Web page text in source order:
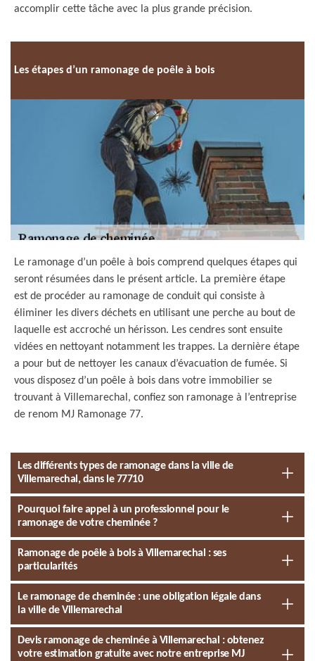
accomplir cette tâche avec la plus grande précision.
Les étapes d’un ramonage de poêle à bois
Le ramonage d’un poêle à bois comprend quelques étapes qui
seront résumées dans le présent article. La première étape
est de procéder au ramonage de conduit qui consiste à
éliminer les divers déchets en utilisant une perche au bout de
laquelle est accroché un hérisson. Les cendres sont ensuite
vidées en nettoyant notamment les trappes. La dernière étape
a pour but de nettoyer les canaux d’évacuation de fumée. Si
vous disposez d’un poêle à bois dans votre immobilier se
trouvant à Villemarechal, confiez son ramonage à l’entreprise
de renom MJ Ramonage 77.
Les différents types de ramonage dans la ville de
Villemarechal, dans le 77710
Pourquoi faire appel à un professionnel pour le
ramonage de votre cheminée ?
Ramonage de poêle à bois à Villemarechal : ses
particularités
Le ramonage de cheminée : une obligation légale dans
la ville de Villemarechal
Devis ramonage de cheminée à Villemarechal : obtenez
votre estimation gratuite avec notre entreprise MJ